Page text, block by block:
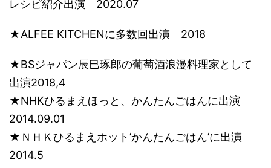
レシピ紹介出演 2020.07
★ALFEE KITCHENに多数回出演 2018
★BSジャパン辰巳琢郎の葡萄酒浪漫料理家として
出演2018,4
★NHKひるまえほっと、かんたんごはんに出演
2014.09.01
★ＮＨＫひるまえホット’かんたんごはん’に出演
2014.5